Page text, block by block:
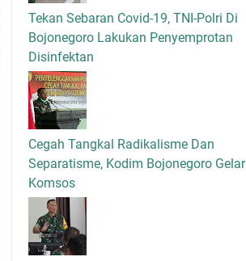
Tekan Sebaran Covid-19, TNI-Polri Di
Bojonegoro Lakukan Penyemprotan
Disinfektan
Cegah Tangkal Radikalisme Dan
Separatisme, Kodim Bojonegoro Gelar
Komsos